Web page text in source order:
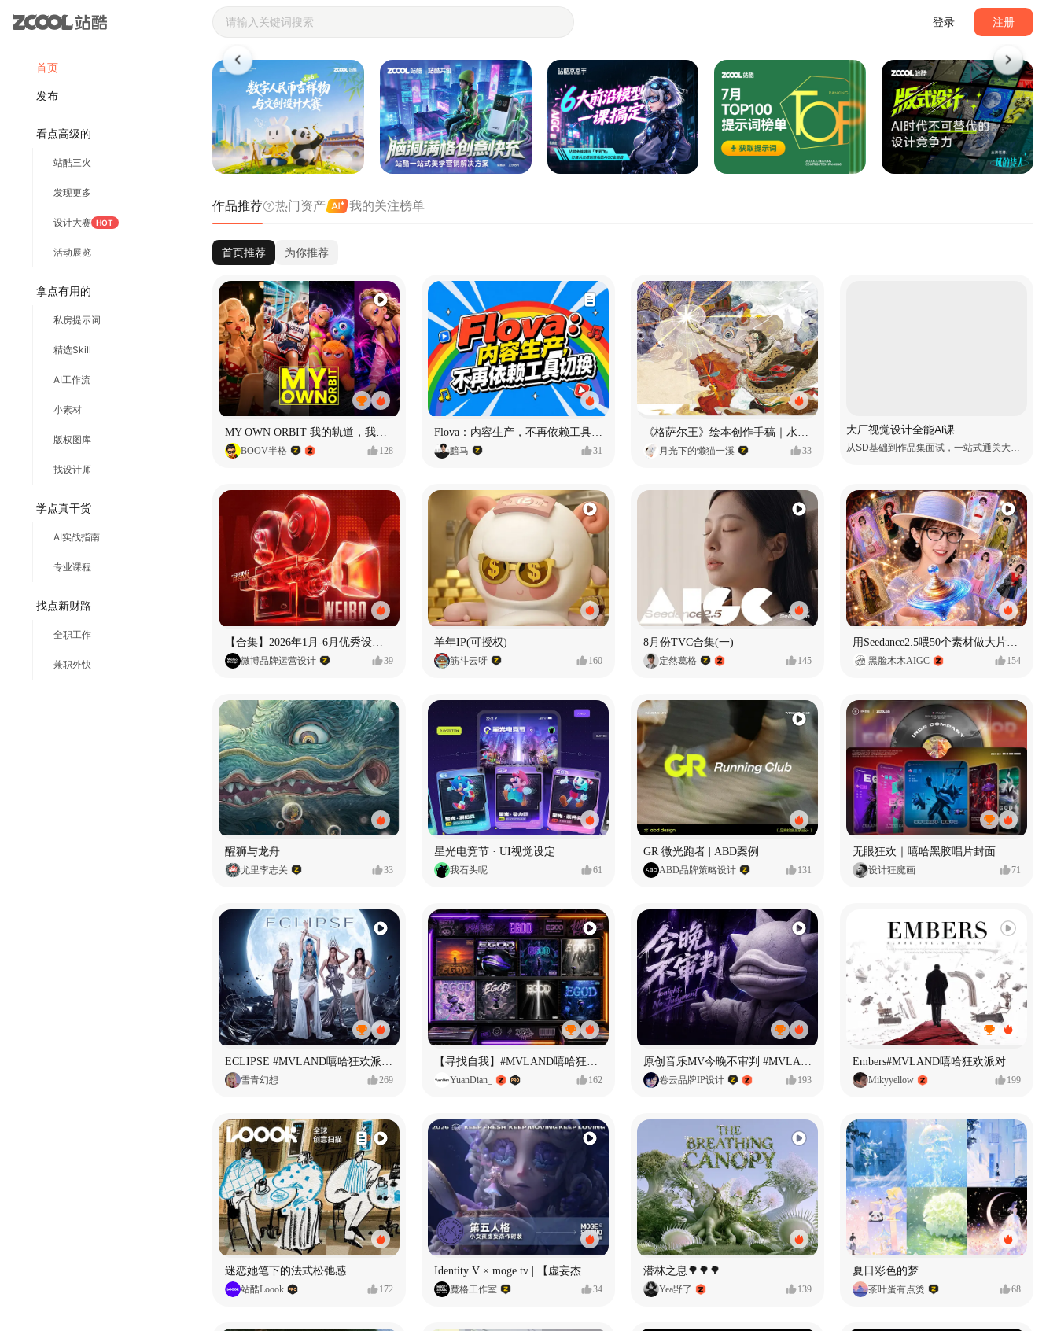
首页
发布
看点高级的
站酷三火
发现更多
设计大赛 HOT
活动展览
拿点有用的
私房提示词
精选Skill
AI工作流
小素材
版权图库
找设计师
学点真干货
AI实战指南
专业课程
找点新财路
全职工作
兼职外快
登录 注册
站酷ZCOOL - 设计师们都在站酷
作品推荐 热门资产 我的关注榜单
首页推荐 为你推荐
MY OWN ORBIT 我的轨道，我的定义#MVLAND嘻哈狂欢派对
BOOV半格 128
Flova：内容生产，不再依赖工具切换
黯马 31
《格萨尔王》绘本创作手稿｜水彩墨韵下的史诗回响
月光下的懒猫一溪 33
大厂视觉设计全能Al课
从SD基础到作品集面试，一站式通关大厂视觉岗
微博品牌运营设计 39
羊年IP(可授权)
筋斗云呀 160
8月份TVC合集(一)
定然葛格 145 黑脸木木AIGC 154
醒狮与龙舟
尤里李志关 33
星光电竞节 · UI视觉设定
我石头呢 61
GR 微光跑者 | ABD案例
ABD品牌策略设计 131
无眼狂欢｜嘻哈黑胶唱片封面
设计狂魔画 71
雪青幻想 269 YuanDian_ 162 卷云品牌IP设计 193
Embers#MVLAND嘻哈狂欢派对
Mikyyellow 199
迷恋她笔下的法式松弛感
站酷Loook 172
Identity V × moge.tv | 【虚妄杰作时装】“小女孩”
魔格工作室 34
潜林之息🌳🌳🌳
Yea野了 139
夏日彩色的梦
茶叶蛋有点烫 68